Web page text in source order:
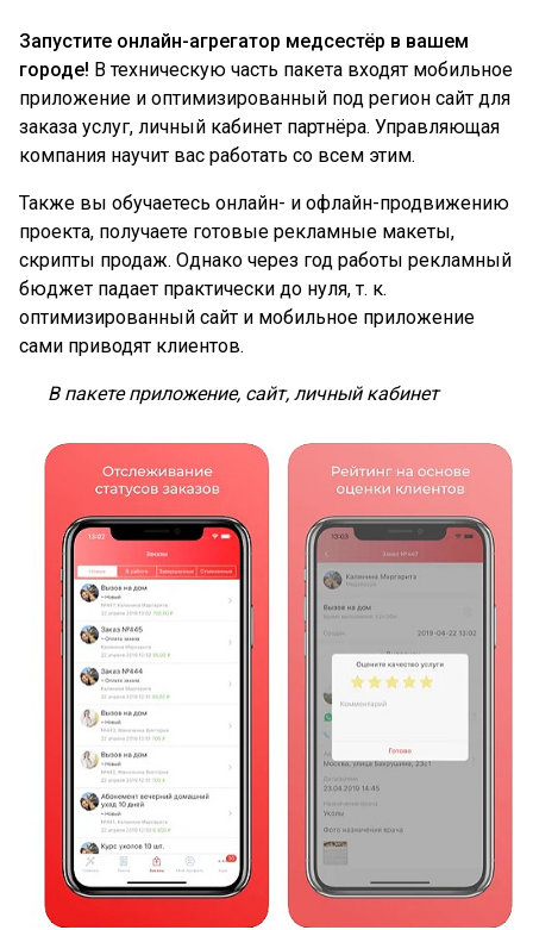
Запустите онлайн-агрегатор медсестёр в вашем
городе! В техническую часть пакета входят мобильное
приложение и оптимизированный под регион сайт для
заказа услуг, личный кабинет партнёра. Управляющая
компания научит вас работать со всем этим.
Также вы обучаетесь онлайн- и офлайн-продвижению
проекта, получаете готовые рекламные макеты,
скрипты продаж. Однако через год работы рекламный
бюджет падает практически до нуля, т. к.
оптимизированный сайт и мобильное приложение
сами приводят клиентов.
В пакете приложение, сайт, личный кабинет